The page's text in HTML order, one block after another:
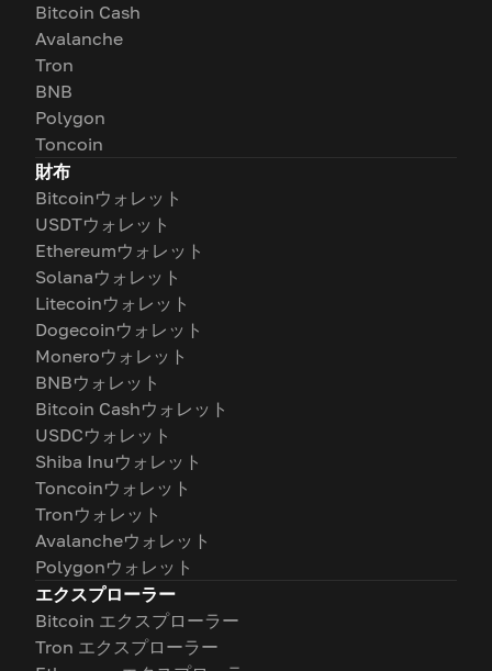
Bitcoin Cash
Avalanche
Tron
BNB
Polygon
Toncoin
財布
Bitcoinウォレット
USDTウォレット
Ethereumウォレット
Solanaウォレット
Litecoinウォレット
Dogecoinウォレット
Moneroウォレット
BNBウォレット
Bitcoin Cashウォレット
USDCウォレット
Shiba Inuウォレット
Toncoinウォレット
Tronウォレット
Avalancheウォレット
Polygonウォレット
エクスプローラー
Bitcoin エクスプローラー
Tron エクスプローラー